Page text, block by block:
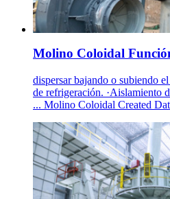
Molino Coloidal
dispersar bajando o subiendo
de refrigeración. ·Aislamiento
... Molino Coloidal Created